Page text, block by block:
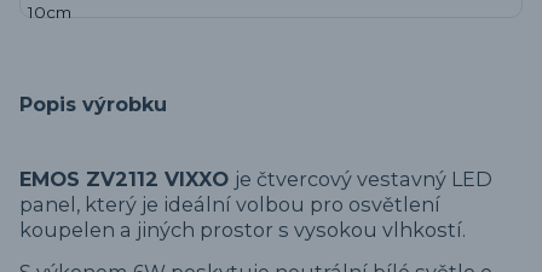
Popis výrobku
EMOS ZV2112 VIXXO je čtvercový vestavný LED
panel, který je ideální volbou pro osvětlení
koupelen a jiných prostor s vysokou vlhkostí.